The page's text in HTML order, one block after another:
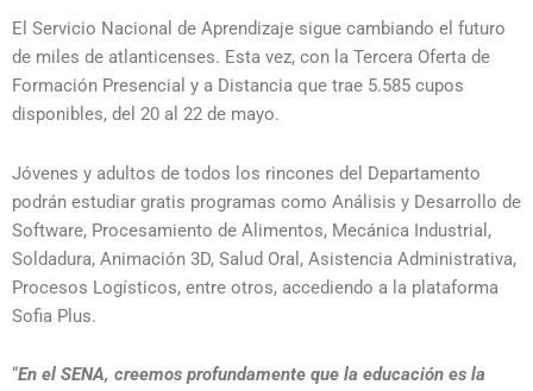
El Servicio Nacional de Aprendizaje sigue cambiando el futuro
de miles de atlanticenses. Esta vez, con la Tercera Oferta de
Formación Presencial y a Distancia que trae 5.585 cupos
disponibles, del 20 al 22 de mayo.
Jóvenes y adultos de todos los rincones del Departamento
podrán estudiar gratis programas como Análisis y Desarrollo de
Software, Procesamiento de Alimentos, Mecánica Industrial,
Soldadura, Animación 3D, Salud Oral, Asistencia Administrativa,
Procesos Logísticos, entre otros, accediendo a la plataforma
Sofia Plus.
“En el SENA, creemos profundamente que la educación es la